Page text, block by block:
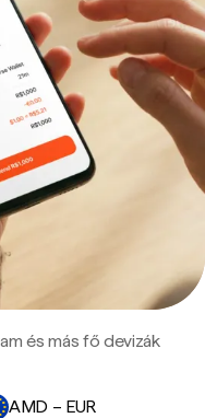
és más fő devizák
AMD – EUR